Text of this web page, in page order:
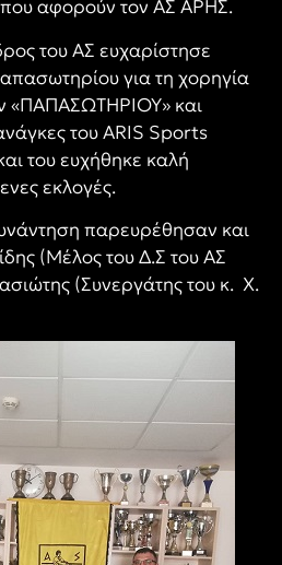
αφορούν τον ΑΣ ΑΡΗΣ.
του ΑΣ ευχαρίστησε
για τη χορηγία
«ΠΑΠΑΣΩΤΗΡΙΟΥ» και
του ARIS Sports
του ευχήθηκε καλή
εκλογές.
παρευρέθησαν και
(Μέλος του Δ.Σ του ΑΣ
(Συνεργάτης του κ. Χ.